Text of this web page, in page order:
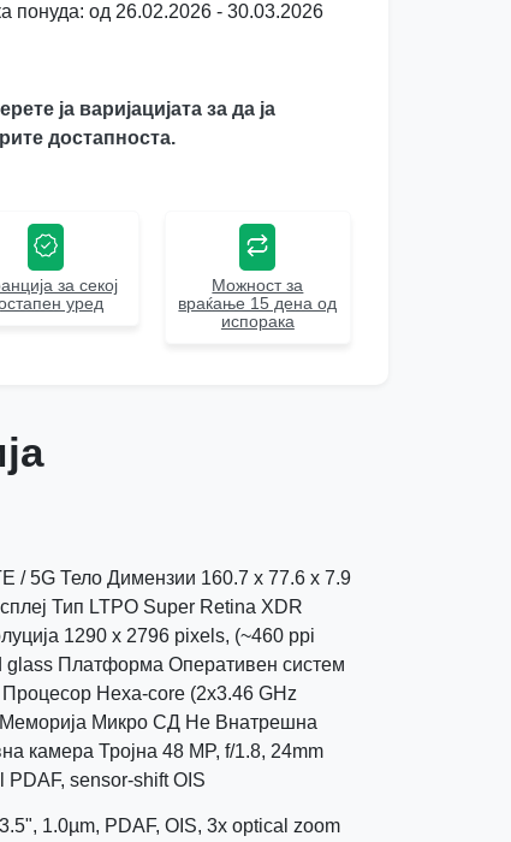
понуда: од 26.02.2026 - 30.03.2026
ја варијацијата за да ја
достапноста.
за секој
уред
Можност за
враќање 15 дена од
испорака
/ 5G Тело Димензии 160.7 x 77.6 x 7.9
Тип LTPO Super Retina XDR
1290 x 2796 pixels, (~460 ppi
Платформа Оперативен систем
Hexa-core (2x3.46 GHz
Меморија Микро СД Не Внатрешна
камера Тројна 48 MP, f/1.8, 24mm
PDAF, sensor-shift OIS
1.0µm, PDAF, OIS, 3x optical zoom